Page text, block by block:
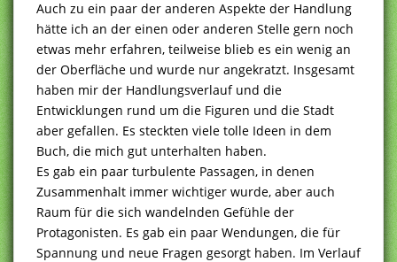
Auch zu ein paar der anderen Aspekte der Handlung
hätte ich an der einen oder anderen Stelle gern noch
etwas mehr erfahren, teilweise blieb es ein wenig an
der Oberfläche und wurde nur angekratzt. Insgesamt
haben mir der Handlungsverlauf und die
Entwicklungen rund um die Figuren und die Stadt
aber gefallen. Es steckten viele tolle Ideen in dem
Buch, die mich gut unterhalten haben.
Es gab ein paar turbulente Passagen, in denen
Zusammenhalt immer wichtiger wurde, aber auch
Raum für die sich wandelnden Gefühle der
Protagonisten. Es gab ein paar Wendungen, die für
Spannung und neue Fragen gesorgt haben. Im Verlauf